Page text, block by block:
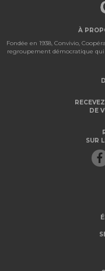
À
Fondée en 1938, Convivio,
regroupement démocratique
DE
SUR